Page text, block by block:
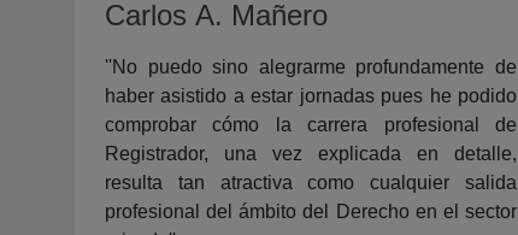
Carlos A. Mañero
''No puedo sino alegrarme profundamente de
haber asistido a estar jornadas pues he podido
comprobar cómo la carrera profesional de
Registrador, una vez explicada en detalle,
resulta tan atractiva como cualquier salida
profesional del ámbito del Derecho en el sector